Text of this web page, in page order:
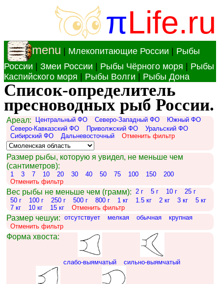
πLife.ru
menu Млекопитающие России
Рыбы
России
Змеи России Рыбы Чёрного моря
Рыбы
Каспийского моря
Рыбы Волги Рыбы Дона
Список-определитель
пресноводных рыб России.
Ареал: Центральный ФО Северо-Западный ФО
Южный ФО
Северо-Кавказский ФО
Приволжский ФО
Уральский ФО
Сибирский ФО
Дальневосточный Отменить фильтр
Размер рыбы, которую я увидел, не меньше чем
(сантиметров):
1 3 7 10 20 30 40 50 75 100 150
200
Отменить фильтр
Вес рыбы не меньше чем (грамм): 2 г 5 г 10 г
25 г
50 г
100 г 250 г 500 г 800 г 1 кг 1.5 кг 2 кг 3 кг
5 кг
7 кг
10 кг 15 кг Отменить фильтр
Размер чешуи: отсутствует мелкая обычная
крупная
Отменить фильтр
Форма хвоста:
слабо-выямчатый сильно-выямчатый